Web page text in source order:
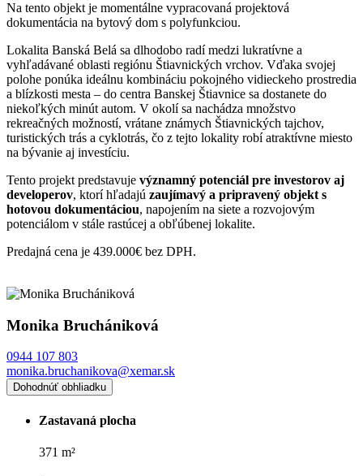
Na tento objekt je momentálne vypracovaná projektová
dokumentácia na bytový dom s polyfunkciou.
Lokalita Banská Belá sa dlhodobo radí medzi lukratívne a
vyhľadávané oblasti regiónu Štiavnických vrchov. Vďaka svojej
polohe ponúka ideálnu kombináciu pokojného vidieckeho prostredia
a blízkosti mesta – do centra Banskej Štiavnice sa dostanete do
niekoľkých minút autom. V okolí sa nachádza množstvo
rekreačných možností, vrátane známych Štiavnických tajchov,
turistických trás a cyklotrás, čo z tejto lokality robí atraktívne miesto
na bývanie aj investíciu.
Tento projekt predstavuje významný potenciál pre investorov aj
developerov, ktorí hľadajú zaujímavý a pripravený objekt s
hotovou dokumentáciou, napojením na siete a rozvojovým
potenciálom v stále rastúcej a obľúbenej lokalite.
Predajná cena je 439.000€ bez DPH.
Monika Bruchániková
0944 107 803
monika.bruchanikova@xemar.sk
Dohodnúť obhliadku
Zastavaná plocha
371 m²